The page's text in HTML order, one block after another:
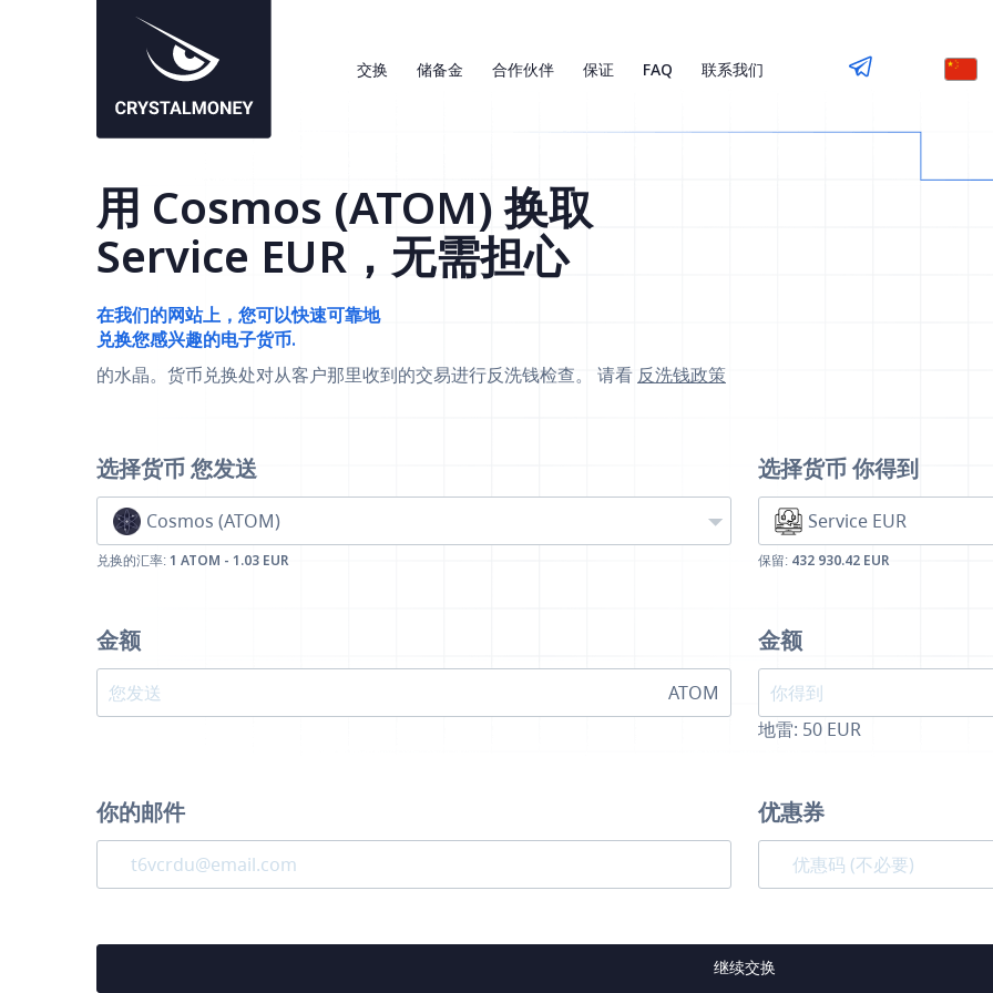
交换 储备金 合作伙伴 保证 FAQ 联系我们
用 Cosmos (ATOM) 换取
Service EUR，无需担心
在我们的网站上，您可以快速可靠地
兑换您感兴趣的电子货币.
的水晶。货币兑换处对从客户那里收到的交易进行反洗钱检查。 请看 反洗钱政策
选择货币您发送
Cosmos (ATOM)
兑换的汇率: 1 ATOM - 1.03 EUR
金额
ATOM
选择货币你得到
Service EUR
保留: 432 930.42 EUR
金额
地雷: 50 EUR
你的邮件 优惠券
继续交换